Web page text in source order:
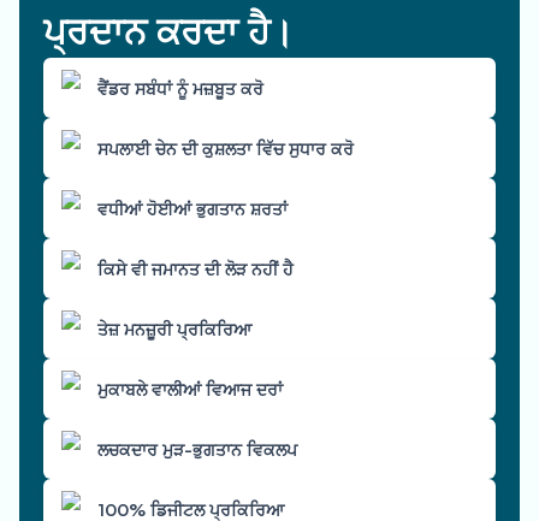
ਪ੍ਰਦਾਨ ਕਰਦਾ ਹੈ।
ਵੈਂਡਰ ਸਬੰਧਾਂ ਨੂੰ ਮਜ਼ਬੂਤ ਕਰੋ
ਸਪਲਾਈ ਚੇਨ ਦੀ ਕੁਸ਼ਲਤਾ ਵਿੱਚ ਸੁਧਾਰ ਕਰੋ
ਵਧੀਆਂ ਹੋਈਆਂ ਭੁਗਤਾਨ ਸ਼ਰਤਾਂ
ਕਿਸੇ ਵੀ ਜਮਾਨਤ ਦੀ ਲੋੜ ਨਹੀਂ ਹੈ
ਤੇਜ਼ ਮਨਜ਼ੂਰੀ ਪ੍ਰਕਿਰਿਆ
ਮੁਕਾਬਲੇ ਵਾਲੀਆਂ ਵਿਆਜ ਦਰਾਂ
ਲਚਕਦਾਰ ਮੁੜ-ਭੁਗਤਾਨ ਵਿਕਲਪ
100% ਡਿਜੀਟਲ ਪ੍ਰਕਿਰਿਆ